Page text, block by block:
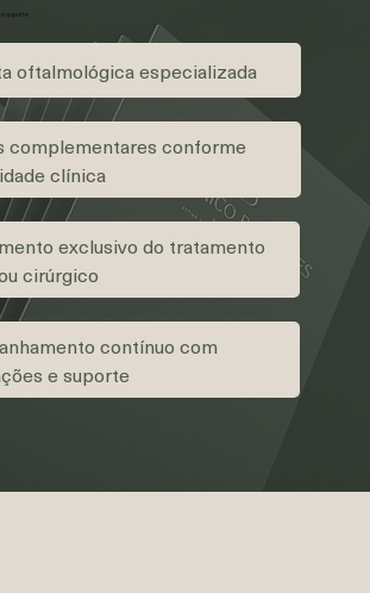
suporte
oftalmológica especializada
complementares conforme
clínica
exclusivo do tratamento
cirúrgico
contínuo com
e suporte